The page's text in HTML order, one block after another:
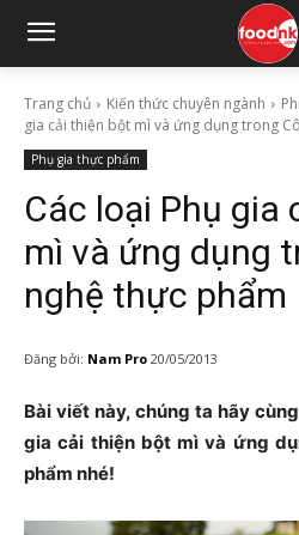
Trang chủ Kiến thức chuyên ngành
gia cải thiện bột mì và ứng dụng trong
Phụ gia thực phẩm
Các loại Phụ gia
mì và ứng dụng
nghệ thực phẩm
Đăng bởi: Nam Pro 20/05/2013
Bài viết này, chúng ta hãy
gia cải thiện bột mì và ứng
phẩm nhé!